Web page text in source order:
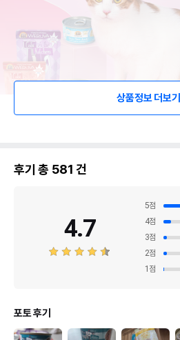
상품정보 더보기
후기 총 581 건
4.7
5점
4점
3점
2점
1 점
포토 후기